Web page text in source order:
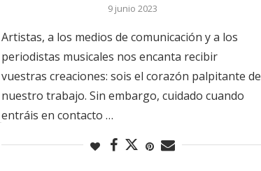
9 junio 2023
Artistas, a los medios de comunicación y a los
periodistas musicales nos encanta recibir
vuestras creaciones: sois el corazón palpitante de
nuestro trabajo. Sin embargo, cuidado cuando
entráis en contacto …